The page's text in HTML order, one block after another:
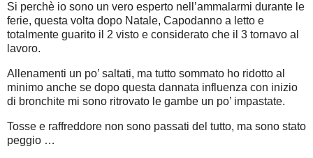
Si perchè io sono un vero esperto nell’ammalarmi durante le
ferie, questa volta dopo Natale, Capodanno a letto e
totalmente guarito il 2 visto e considerato che il 3 tornavo al
lavoro.
Allenamenti un po’ saltati, ma tutto sommato ho ridotto al
minimo anche se dopo questa dannata influenza con inizio
di bronchite mi sono ritrovato le gambe un po’ impastate.
Tosse e raffreddore non sono passati del tutto, ma sono stato
peggio …